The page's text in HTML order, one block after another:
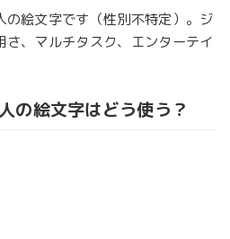
の絵文字です（性別不特定）。ジ
さ、マルチタスク、エンターテイ
の絵文字はどう使う？